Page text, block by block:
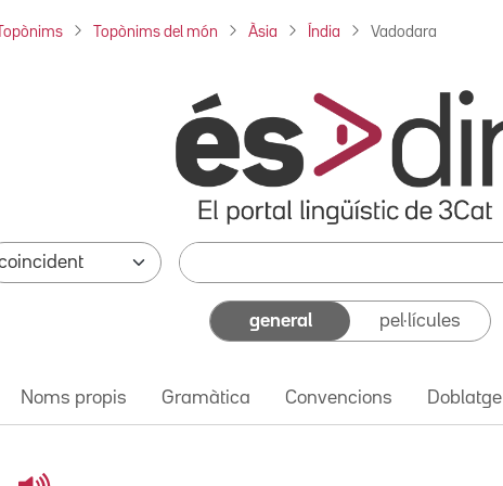
Topònims Topònims del món Àsia Índia Vadodara
general pel·lícules
Noms propis Gramàtica Convencions Doblatge